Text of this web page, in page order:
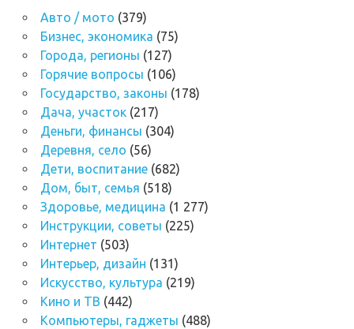
Авто / мото (379)
Бизнес, экономика (75)
Города, регионы (127)
Горячие вопросы (106)
Государство, законы (178)
Дача, участок(217)
Деньги, финансы (304)
Деревня, село (56)
Дети, воспитание(682)
Дом, быт, семья (518)
Здоровье, медицина (1 277)
Инструкции, советы (225)
Интернет (503)
Интерьер, дизайн (131)
Искусство, культура (219)
Кино и ТВ (442)
Компьютеры, гаджеты (488)